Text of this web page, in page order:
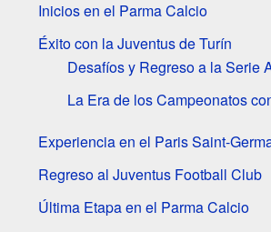
Inicios en el Parma Calcio
Éxito con la Juventus de Turín
Desafíos y Regreso a la Serie
La Era de los Campeonatos
Experiencia en el Paris Saint-
Regreso al Juventus Football Club
Última Etapa en el Parma Calcio